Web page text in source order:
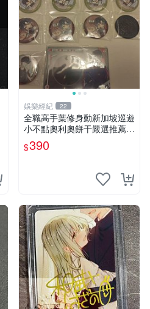
娛樂經紀 22
全職高手葉修身動新加坡巡遊
小不點奧利奧餅干嚴選推薦
吧唧小吃 巡游零食 臺灣嚴選
$390